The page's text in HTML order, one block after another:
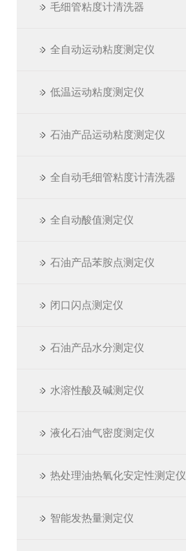
毛细管粘度计清洗器
全自动运动粘度测定仪
低温运动粘度测定仪
石油产品运动粘度测定仪
全自动毛细管粘度计清洗器
全自动酸值测定仪
石油产品苯胺点测定仪
闭口闪点测定仪
石油产品水分测定仪
水溶性酸及碱测定仪
液化石油气密度测定仪
热处理油热氧化安定性测定仪
智能发热量测定仪